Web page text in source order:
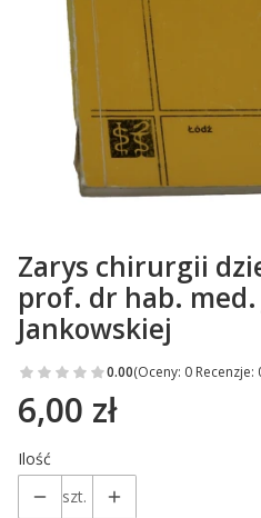
Zarys chirurgii
prof. dr hab. med.
Jankowskiej
0.00(Oceny: 0 Recenzje:
Cena
6,00 zł
Ilość
szt.